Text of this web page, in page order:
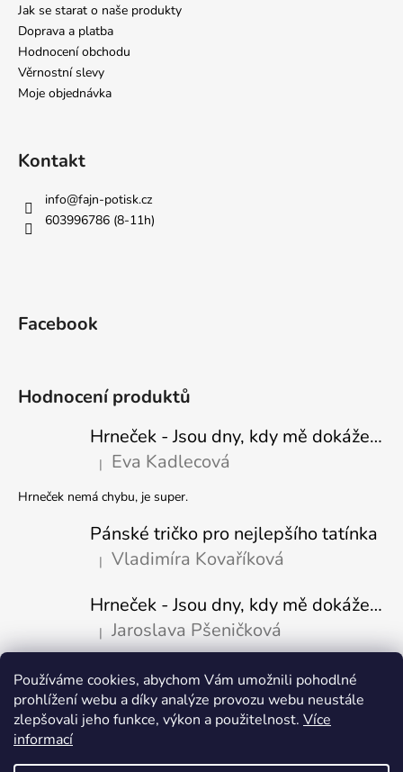
Používáme cookies, abychom Vám umožnili pohodlné
prohlížení webu a díky analýze provozu webu neustále
zlepšovali jeho funkce, výkon a použitelnost. Více
informací
Jak se starat o naše produkty
Doprava a platba
Hodnocení obchodu
Věrnostní slevy
Moje objednávka
Kontakt
info@fajn-potisk.cz
603996786 (8-11h)
Facebook
Hodnocení produktů
Hrneček - Jsou dny, kdy mě dokáže nasrat i vzduch - Sova
Hodnocení produktu je 5 z 5 hvězdiček.
| Eva Kadlecová
Hrneček nemá chybu, je super.
Pánské tričko pro nejlepšího tatínka
Hodnocení produktu je 5 z 5 hvězdiček.
| Vladimíra Kovaříková
Hrneček - Jsou dny, kdy mě dokáže nasrat i vzduch-naštvaný pejsek
Hodnocení produktu je 5 z 5 hvězdiček.
| Jaroslava Pšeničková
Přijímáme online platby